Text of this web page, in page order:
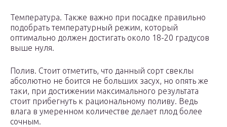
Температура. Также важно при посадке правильно
подобрать температурный режим, который
оптимально должен достигать около 18-20 градусов
выше нуля.
Полив. Стоит отметить, что данный сорт свеклы
абсолютно не боится не больших засух, но опять же
таки, при достижении максимального результата
стоит прибегнуть к рациональному поливу. Ведь
влага в умеренном количестве делает плод более
сочным.